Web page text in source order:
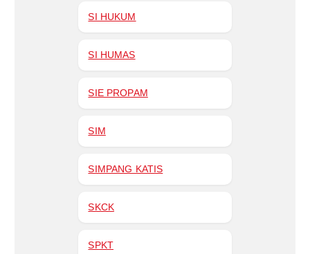
SI HUKUM
SI HUMAS
SIE PROPAM
SIM
SIMPANG KATIS
SKCK
SPKT